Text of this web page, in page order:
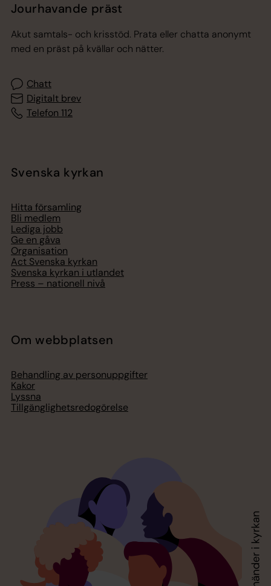
Jourhavande präst
Akut samtals- och krisstöd. Prata eller chatta anonymt
med en präst på kvällar och nätter.
Chatt
Digitalt brev
Telefon 112
Svenska kyrkan
Hitta församling
Bli medlem
Lediga jobb
Ge en gåva
Organisation
Act Svenska kyrkan
Svenska kyrkan i utlandet
Press – nationell nivå
Om webbplatsen
Behandling av personuppgifter
Kakor
Lyssna
Tillgänglighetsredogörelse